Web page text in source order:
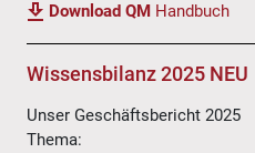
Download QM Handbuch
Wissensbilanz 2025 NEU
Unser Geschäftsbericht 2025
Thema: